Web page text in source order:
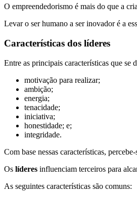
O empreendedorismo é mais do que a
Levar o ser humano a ser inovador é a
Características dos líderes
Entre as principais características que se
motivação para realizar;
ambição;
energia;
tenacidade;
iniciativa;
honestidade; e;
integridade.
Com base nessas características,
Os líderes influenciam terceiros para
As seguintes características são comuns: